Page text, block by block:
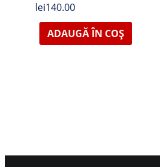
lei140.00
ADAUGĂ ÎN COȘ